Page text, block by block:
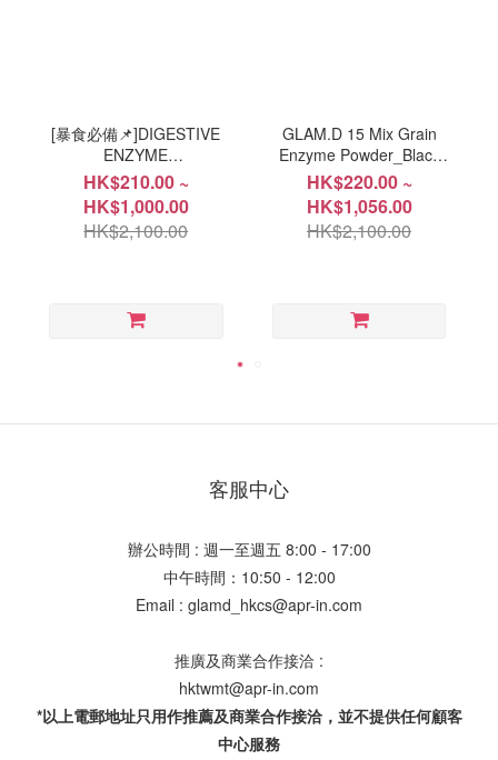
[暴食必備📌]DIGESTIVE
ENZYME
Powder_Chocolate Flavor
HK$210.00 ~
HK$1,000.00
HK$2,100.00
GLAM.D 15 Mix Grain
Enzyme Powder_Black
Bean tea Flavor
HK$220.00 ~
HK$1,056.00
HK$2,100.00
客服中心
辦公時間 : 週一至週五 8:00 - 17:00
中午時間：10:50 - 12:00
Email : glamd_hkcs@apr-in.com
推廣及商業合作接洽 :
hktwmt@apr-in.com
*以上電郵地址只用作推薦及商業合作接洽，並不提供任何顧客
中心服務